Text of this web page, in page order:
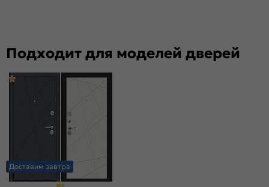
Подходит для моделей дверей
Доставим завтра